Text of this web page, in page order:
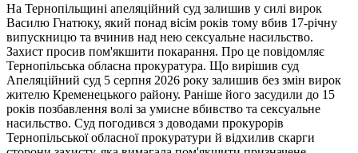
На Тернопільщині апеляційний суд залишив у силі вирок
Василю Гнатюку, який понад вісім років тому вбив 17-річну
випускницю та вчинив над нею сексуальне насильство.
Захист просив пом'якшити покарання. Про це повідомляє
Тернопільська обласна прокуратура. Що вирішив суд
Апеляційний суд 5 серпня 2026 року залишив без змін вирок
жителю Кременецького району. Раніше його засудили до 15
років позбавлення волі за умисне вбивство та сексуальне
насильство. Суд погодився з доводами прокурорів
Тернопільської обласної прокуратури й відхилив скарги